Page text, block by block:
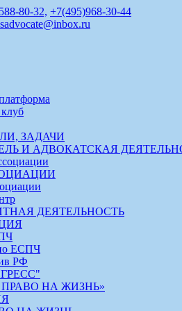
80-32, +7(495)968-30-44
ЗАДАЧИ
И АДВОКАТСКАЯ
ДЕЯТЕЛЬНОСТЬ
ЕСПЧ
РФ
ПРАВО НА ЖИЗНЬ»